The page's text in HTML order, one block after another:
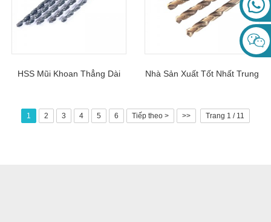
HSS Mũi Khoan Thẳng Dài Nhà Sản Xuất Tốt Nhất Trung
Song Song HSS Để Khoan
1 2 3 4 5 6 Tiếp theo > >> Trang 1 / 11